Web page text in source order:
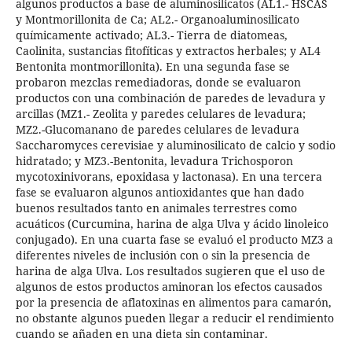
algunos productos a base de aluminosilicatos (AL1.- HSCAS
y Montmorillonita de Ca; AL2.- Organoaluminosilicato
químicamente activado; AL3.- Tierra de diatomeas,
Caolinita, sustancias fitofíticas y extractos herbales; y AL4
Bentonita montmorillonita). En una segunda fase se
probaron mezclas remediadoras, donde se evaluaron
productos con una combinación de paredes de levadura y
arcillas (MZ1.- Zeolita y paredes celulares de levadura;
MZ2.-Glucomanano de paredes celulares de levadura
Saccharomyces cerevisiae y aluminosilicato de calcio y sodio
hidratado; y MZ3.-Bentonita, levadura Trichosporon
mycotoxinivorans, epoxidasa y lactonasa). En una tercera
fase se evaluaron algunos antioxidantes que han dado
buenos resultados tanto en animales terrestres como
acuáticos (Curcumina, harina de alga Ulva y ácido linoleico
conjugado). En una cuarta fase se evaluó el producto MZ3 a
diferentes niveles de inclusión con o sin la presencia de
harina de alga Ulva. Los resultados sugieren que el uso de
algunos de estos productos aminoran los efectos causados
por la presencia de aflatoxinas en alimentos para camarón,
no obstante algunos pueden llegar a reducir el rendimiento
cuando se añaden en una dieta sin contaminar.